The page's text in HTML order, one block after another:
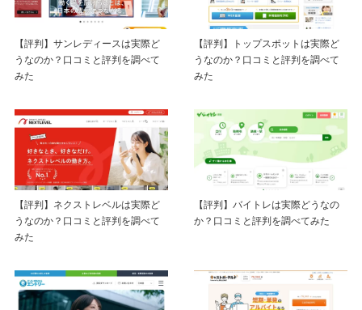
【評判】サンレディースは実際ど
うなのか？口コミと評判を調べて
みた
【評判】トップスポットは実際ど
うなのか？口コミと評判を調べて
みた
【評判】ネクストレベルは実際ど
うなのか？口コミと評判を調べて
みた
【評判】バイトレは実際どうなの
か？口コミと評判を調べてみた